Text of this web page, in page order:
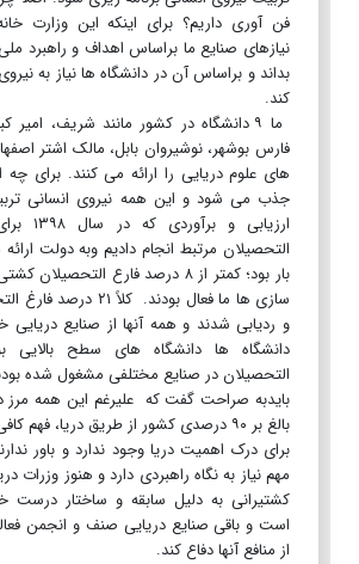
فن آوری داریم؟ برای اینکه این وزارت
نیازهای صنایع ما براساس اهداف و راهبرد
بداند و براساس آن در دانشگاه ها نیاز به
کند.
ما ۹ دانشگاه در کشور مانند شریف، امیر
فارس بوشهر، نوشیروان بابل، مالک اشتر
های علوم دریایی را ارائه می کنند. برای
جذب می شود و این همه نیروی انسانی
ارزیابی و
التحصیلان مرتبط انجام دادیم وبه دولت
بار بود؛ کمتر از ۸ درصد فارع
سازی ها ما فعال بودند.
و ردیابی شدند و همه آنها از صنایع
دانشگاه ها دانشگاه های سطح بالایی
التحصیلان در صنایع مختلفی مشغول شده
بایدبه صراحت گفت که علیرغم این همه مرز
بالغ بر ۹۰ درصدی کشور از طریق دریا، فهم
برای درک اهمیت دریا وجود ندارد و باور
مهم نیاز به نگاه راهبردی دارد و هنوز وزرات
کشتیرانی به دلیل سابقه و ساختار درست
است و باقی صنایع دریایی صنف و انجمن
از منافع آنها دفاع کند.